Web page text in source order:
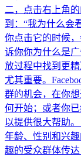
二，点击右上角
到：“我为什么会
你点击它的时候
诉你你为什么是
放过程中找到更
尤其重要。
群的机会，在你想
何开始；或者你
以提供很大帮助
年龄、性别和兴
趣的受众群体传